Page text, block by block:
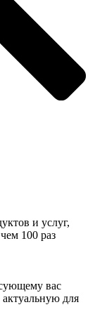
и услуг,
100 раз
вас
для